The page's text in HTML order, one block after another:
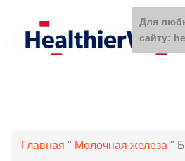
Главная " Молочная железа "
Для
сайту: